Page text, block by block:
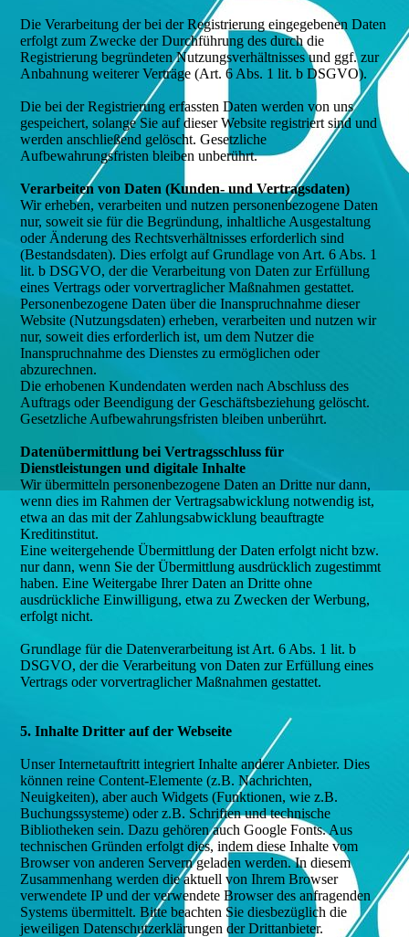
Die Verarbeitung der bei der Registrierung eingegebenen Daten
erfolgt zum Zwecke der Durchführung des durch die
Registrierung begründeten Nutzungsverhältnisses und ggf. zur
Anbahnung weiterer Verträge (Art. 6 Abs. 1 lit. b DSGVO).
Die bei der Registrierung erfassten Daten werden von uns
gespeichert, solange Sie auf dieser Website registriert sind und
werden anschließend gelöscht. Gesetzliche
Aufbewahrungsfristen bleiben unberührt.
Verarbeiten von Daten (Kunden- und Vertragsdaten)
Wir erheben, verarbeiten und nutzen personenbezogene Daten
nur, soweit sie für die Begründung, inhaltliche Ausgestaltung
oder Änderung des Rechtsverhältnisses erforderlich sind
(Bestandsdaten). Dies erfolgt auf Grundlage von Art. 6 Abs. 1
lit. b DSGVO, der die Verarbeitung von Daten zur Erfüllung
eines Vertrags oder vorvertraglicher Maßnahmen gestattet.
Personenbezogene Daten über die Inanspruchnahme dieser
Website (Nutzungsdaten) erheben, verarbeiten und nutzen wir
nur, soweit dies erforderlich ist, um dem Nutzer die
Inanspruchnahme des Dienstes zu ermöglichen oder
abzurechnen.
Die erhobenen Kundendaten werden nach Abschluss des
Auftrags oder Beendigung der Geschäftsbeziehung gelöscht.
Gesetzliche Aufbewahrungsfristen bleiben unberührt.
Datenübermittlung bei Vertragsschluss für
Dienstleistungen und digitale Inhalte
Wir übermitteln personenbezogene Daten an Dritte nur dann,
wenn dies im Rahmen der Vertragsabwicklung notwendig ist,
etwa an das mit der Zahlungsabwicklung beauftragte
Kreditinstitut.
Eine weitergehende Übermittlung der Daten erfolgt nicht bzw.
nur dann, wenn Sie der Übermittlung ausdrücklich zugestimmt
haben. Eine Weitergabe Ihrer Daten an Dritte ohne
ausdrückliche Einwilligung, etwa zu Zwecken der Werbung,
erfolgt nicht.
Grundlage für die Datenverarbeitung ist Art. 6 Abs. 1 lit. b
DSGVO, der die Verarbeitung von Daten zur Erfüllung eines
Vertrags oder vorvertraglicher Maßnahmen gestattet.
5. Inhalte Dritter auf der Webseite
Unser Internetauftritt integriert Inhalte anderer Anbieter. Dies
können reine Content-Elemente (z.B. Nachrichten,
Neuigkeiten), aber auch Widgets (Funktionen, wie z.B.
Buchungssysteme) oder z.B. Schriften und technische
Bibliotheken sein. Dazu gehören auch Google Fonts. Aus
technischen Gründen erfolgt dies, indem diese Inhalte vom
Browser von anderen Servern geladen werden. In diesem
Zusammenhang werden die aktuell von Ihrem Browser
verwendete IP und der verwendete Browser des anfragenden
Systems übermittelt. Bitte beachten Sie diesbezüglich die
jeweiligen Datenschutzerklärungen der Drittanbieter.